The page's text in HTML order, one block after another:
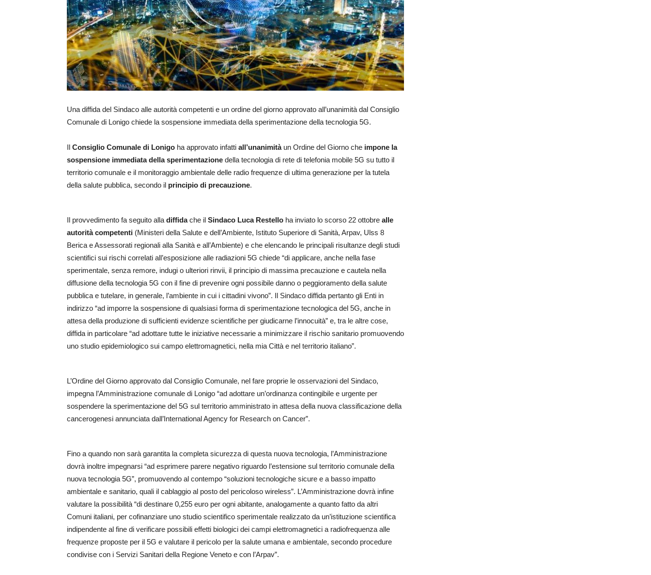
Una diffida del Sindaco alle autorità competenti e un ordine del giorno approvato all’unanimità dal Consiglio
Comunale di Lonigo chiede la sospensione immediata della sperimentazione della tecnologia 5G.
Il Consiglio Comunale di Lonigo ha approvato infatti all’unanimitàun Ordine del Giorno che impone la
sospensione immediata della sperimentazione della tecnologia di rete di telefonia mobile 5G su tutto il
territorio comunale e il monitoraggio ambientale delle radio frequenze di ultima generazione per la tutela
della salute pubblica, secondo il principio di precauzione.
Il provvedimento fa seguito alla diffidache il Sindaco Luca Restello ha inviato lo scorso 22 ottobre alle
autorità competenti (Ministeri della Salute e dell’Ambiente, Istituto Superiore di Sanità, Arpav, Ulss 8
Berica e Assessorati regionali alla Sanità e all’Ambiente) e che elencando le principali risultanze degli studi
scientifici sui rischi correlati all’esposizione alle radiazioni 5G chiede “di applicare, anche nella fase
sperimentale, senza remore, indugi o ulteriori rinvii, il principio di massima precauzione e cautela nella
diffusione della tecnologia 5G con il fine di prevenire ogni possibile danno o peggioramento della salute
pubblica e tutelare, in generale, l’ambiente in cui i cittadini vivono”. Il Sindaco diffida pertanto gli Enti in
indirizzo “ad imporre la sospensione di qualsiasi forma di sperimentazione tecnologica del 5G, anche in
attesa della produzione di sufficienti evidenze scientifiche per giudicarne l’innocuità” e, tra le altre cose,
diffida in particolare “ad adottare tutte le iniziative necessarie a minimizzare il rischio sanitario promuovendo
uno studio epidemiologico sui campo elettromagnetici, nella mia Città e nel territorio italiano”.
L’Ordine del Giorno approvato dal Consiglio Comunale, nel fare proprie le osservazioni del Sindaco,
impegna l’Amministrazione comunale di Lonigo “ad adottare un’ordinanza contingibile e urgente per
sospendere la sperimentazione del 5G sul territorio amministrato in attesa della nuova classificazione della
cancerogenesi annunciata dall’International Agency for Research on Cancer”.
Fino a quando non sarà garantita la completa sicurezza di questa nuova tecnologia, l’Amministrazione
dovrà inoltre impegnarsi “ad esprimere parere negativo riguardo l’estensione sul territorio comunale della
nuova tecnologia 5G”, promuovendo al contempo “soluzioni tecnologiche sicure e a basso impatto
ambientale e sanitario, quali il cablaggio al posto del pericoloso wireless”. L’Amministrazione dovrà infine
valutare la possibilità “di destinare 0,255 euro per ogni abitante, analogamente a quanto fatto da altri
Comuni italiani, per cofinanziare uno studio scientifico sperimentale realizzato da un’istituzione scientifica
indipendente al fine di verificare possibili effetti biologici dei campi elettromagnetici a radiofrequenza alle
frequenze proposte per il 5G e valutare il pericolo per la salute umana e ambientale, secondo procedure
condivise con i Servizi Sanitari della Regione Veneto e con l’Arpav”.